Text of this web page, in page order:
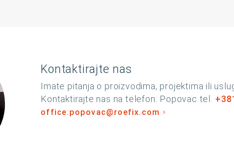
Kontaktirajte nas
Imate pitanja o proizvodima, projektima ili
Kontaktirajte nas na telefon: Popovac tel.
office.popovac@roefix.com